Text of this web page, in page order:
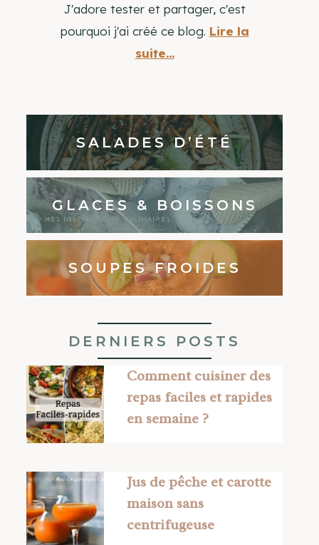
J'adore tester et partager, c'est
pourquoi j'ai créé ce blog. Lire la
suite...
SALADES D’ÉTÉ
GLACES & BOISSONS
SOUPES FROIDES
DERNIERS POSTS
Comment cuisiner des
repas faciles et rapides
en semaine ?
Jus de pêche et carotte
maison sans
centrifugeuse